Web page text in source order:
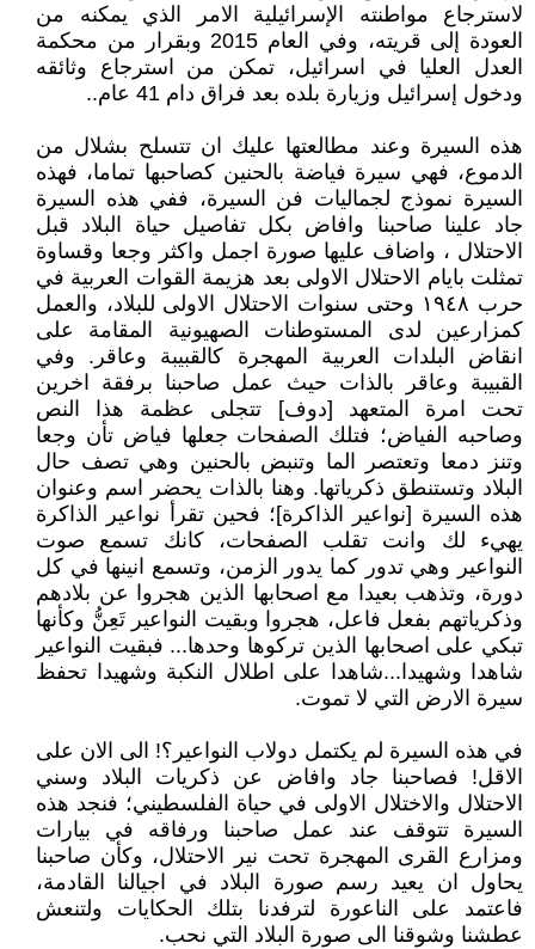
لاسترجاع مواطنته الإسرائيلية الامر الذي يمكنه من
العودة إلى قريته، وفي العام 2015 وبقرار من محكمة
العدل العليا في اسرائيل، تمكن من استرجاع وثائقه
ودخول إسرائيل وزيارة بلده بعد فراق دام 41 عام..
هذه السيرة وعند مطالعتها عليك ان تتسلح بشلال من
الدموع، فهي سيرة فياضة بالحنين كصاحبها تماما، فهذه
السيرة نموذج لجماليات فن السيرة، ففي هذه السيرة
جاد علينا صاحبنا وافاض بكل تفاصيل حياة البلاد قبل
الاحتلال ، واضاف عليها صورة اجمل واكثر وجعا وقساوة
تمثلت بايام الاحتلال الاولى بعد هزيمة القوات العربية في
حرب ١٩٤٨ وحتى سنوات الاحتلال الاولى للبلاد، والعمل
كمزارعين لدى المستوطنات الصهيونية المقامة على
انقاض البلدات العربية المهجرة كالقبيبة وعاقر. وفي
القبيبة وعاقر بالذات حيث عمل صاحبنا برفقة اخرين
تحت امرة المتعهد [دوف] تتجلى عظمة هذا النص
وصاحبه الفياض؛ فتلك الصفحات جعلها فياض تأن وجعا
وتنز دمعا وتعتصر الما وتنبض بالحنين وهي تصف حال
البلاد وتستنطق ذكرياتها. وهنا بالذات يحضر اسم وعنوان
هذه السيرة [نواعير الذاكرة]؛ فحين تقرأ نواعير الذاكرة
يهيء لك وانت تقلب الصفحات، كانك تسمع صوت
النواعير وهي تدور كما يدور الزمن، وتسمع انينها في كل
دورة، وتذهب بعيدا مع اصحابها الذين هجروا عن بلادهم
وذكرياتهم بفعل فاعل، هجروا وبقيت النواعير تَعِنُّ وكأنها
تبكي على اصحابها الذين تركوها وحدها... فبقيت النواعير
شاهدا وشهيدا...شاهدا على اطلال النكبة وشهيدا تحفظ
سيرة الارض التي لا تموت.
في هذه السيرة لم يكتمل دولاب النواعير؟! الى الان على
الاقل! فصاحبنا جاد وافاض عن ذكريات البلاد وسني
الاحتلال والاختلال الاولى في حياة الفلسطيني؛ فنجد هذه
السيرة تتوقف عند عمل صاحبنا ورفاقه في بيارات
ومزارع القرى المهجرة تحت نير الاحتلال، وكأن صاحبنا
يحاول ان يعيد رسم صورة البلاد في اجيالنا القادمة،
فاعتمد على الناعورة لترفدنا بتلك الحكايات ولتنعش
عطشنا وشوقنا الى صورة البلاد التي نحب.